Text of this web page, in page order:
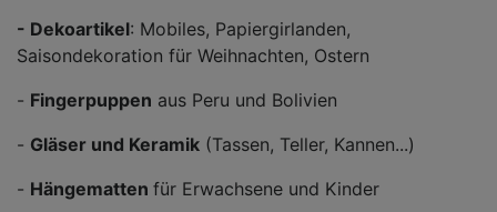
- Dekoartikel: Mobiles, Papiergirlanden,
Saisondekoration für Weihnachten, Ostern
- Fingerpuppen aus Peru und Bolivien
- Gläser und Keramik (Tassen, Teller, Kannen...)
- Hängematten für Erwachsene und Kinder